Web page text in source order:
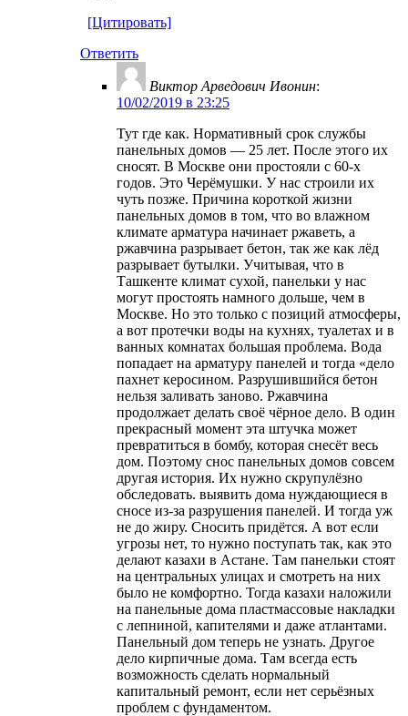
[Цитировать]
Ответить
Виктор Арведович Ивонин:
10/02/2019 в 23:25
Тут где как. Нормативный срок службы
панельных домов — 25 лет. После этого их
сносят. В Москве они простояли с 60-х
годов. Это Черёмушки. У нас строили их
чуть позже. Причина короткой жизни
панельных домов в том, что во влажном
климате арматура начинает ржаветь, а
ржавчина разрывает бетон, так же как лёд
разрывает бутылки. Учитывая, что в
Ташкенте климат сухой, панельки у нас
могут простоять намного дольше, чем в
Москве. Но это только с позиций атмосферы,
а вот протечки воды на кухнях, туалетах и в
ванных комнатах большая проблема. Вода
попадает на арматуру панелей и тогда «дело
пахнет керосином. Разрушившийся бетон
нельзя заливать заново. Ржавчина
продолжает делать своё чёрное дело. В один
прекрасный момент эта штучка может
превратиться в бомбу, которая снесёт весь
дом. Поэтому снос панельных домов совсем
другая история. Их нужно скрупулёзно
обследовать. выявить дома нуждающиеся в
сносе из-за разрушения панелей. И тогда уж
не до жиру. Сносить придётся. А вот если
угрозы нет, то нужно поступать так, как это
делают казахи в Астане. Там панельки стоят
на центральных улицах и смотреть на них
было не комфортно. Тогда казахи наложили
на панельные дома пластмассовые накладки
с лепниной, капителями и даже атлантами.
Панельный дом теперь не узнать. Другое
дело кирпичные дома. Там всегда есть
возможность сделать нормальный
капитальный ремонт, если нет серьёзных
проблем с фундаментом.